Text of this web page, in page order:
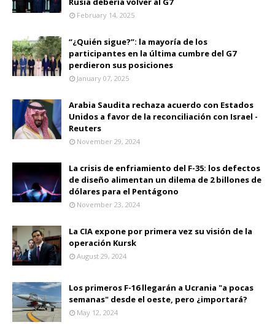
February 14, 2025
“¿Quién sigue?”: la mayoría de los
participantes en la última cumbre del G7
perdieron sus posiciones
January 07, 2025
Arabia Saudita rechaza acuerdo con Estados
Unidos a favor de la reconciliación con Israel -
Reuters
November 29, 2024
La crisis de enfriamiento del F-35: los defectos
de diseño alimentan un dilema de 2 billones de
dólares para el Pentágono
November 23, 2024
La CIA expone por primera vez su visión de la
operación Kursk
August 29, 2024
Los primeros F-16 llegarán a Ucrania "a pocas
semanas" desde el oeste, pero ¿importará?
May 12, 2024